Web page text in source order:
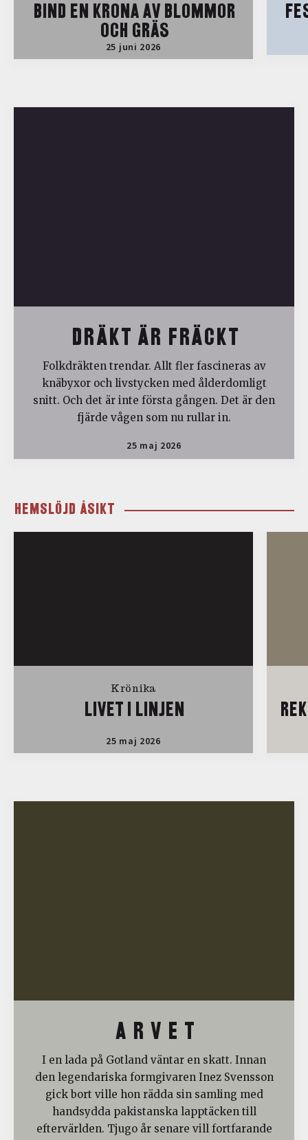
BIND EN KRONA AV BLOMMOR
OCH GRÄS
25 juni 2026
DRÄKT ÄR FRÄCKT
Folkdräkten trendar. Allt fler fascineras av
knäbyxor och livstycken med ålderdomligt
snitt. Och det är inte första gången. Det är den
fjärde vågen som nu rullar in.
25 maj 2026
HEMSLÖJD ÅSIKT
Krönika
LIVET I LINJEN
25 maj 2026
A R V E T
I en lada på Gotland väntar en skatt. Innan
den legendariska formgivaren Inez Svensson
gick bort ville hon rädda sin samling med
handsydda pakistanska lapptäcken till
eftervärlden. Tjugo år senare vill fortfarande